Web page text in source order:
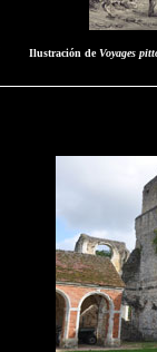
Ilustración deVoyages